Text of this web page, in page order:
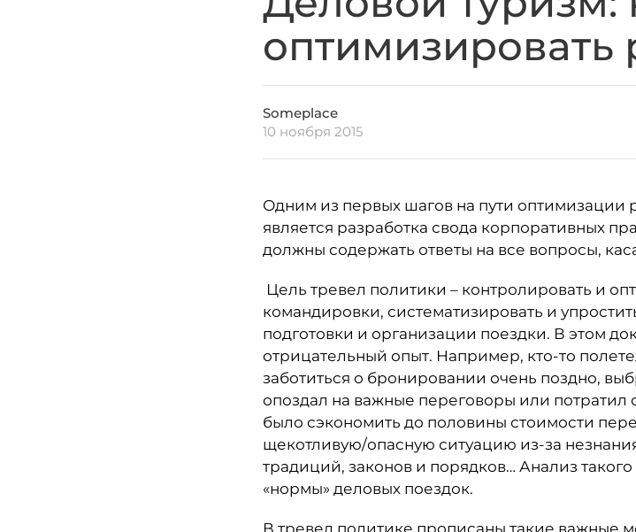
оптимизировать
Someplace
10 ноября 2015
Одним из первых шагов на пути оптимизации
является разработка свода корпоративных
должны содержать ответы на все вопросы,
Цель тревел политики – контролировать и
командировки, систематизировать и
подготовки и организации поездки. В этом
отрицательный опыт. Например, кто-то
заботиться о бронировании очень поздно,
опоздал на важные переговоры или
было сэкономить до половины стоимости
щекотливую/опасную ситуацию из-за
традиций, законов и порядков… Анализ
«нормы» деловых поездок.